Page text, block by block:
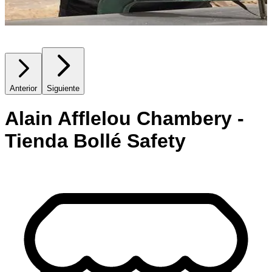
Anterior Siguiente
Alain Afflelou Chambery -
Tienda Bollé Safety